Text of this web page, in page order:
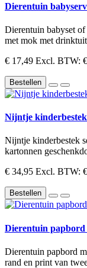
Dierentuin
Dierentuin babyset
met mok met
€ 17,49 Excl. BTW:
Bestellen
Nijntje
Nijntje kinderbestek
kartonnen
€ 34,95 Excl. BTW:
Bestellen
Dierentuin papbord
Dierentuin papbord
rand en print van